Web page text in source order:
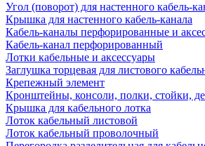
Угол (поворот) для настенного кабель-
Крышка для настенного кабель-канала
Кабель-каналы перфорированные и
Кабель-канал перфорированный
Лотки кабельные и аксессуары
Заглушка торцевая для листового
Крепежный элемент
Кронштейны, консоли, полки, стойки,
Крышка для кабельного лотка
Лоток кабельный листовой
Лоток кабельный проволочный